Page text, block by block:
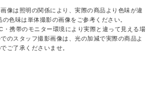
像は照明の関係により、実際の商品より色味が違
色味は単体撮影の画像をご参考ください。
携帯のモニター環境により実際と違って見える場
のスタッフ撮影画像は、光の加減で実際の商品よ
ご了承くださいませ。